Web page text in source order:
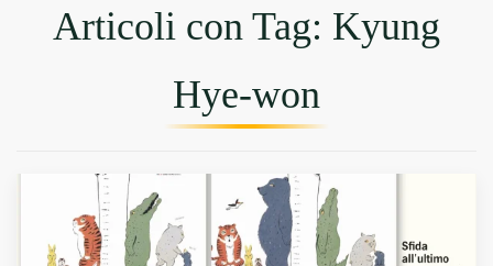
Articoli con Tag: Kyung
Hye-won